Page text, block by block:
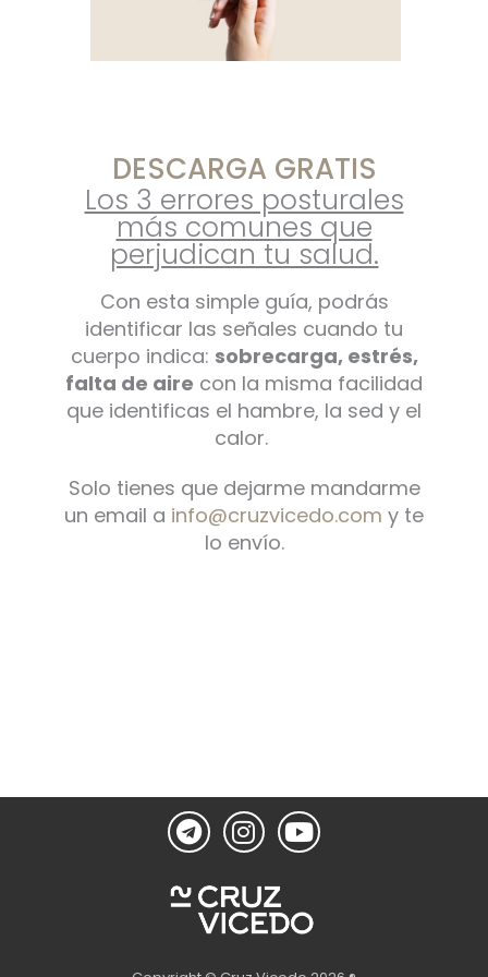
DESCARGA GRATIS
Los 3 errores posturales
más comunes que
perjudican tu salud.
Con esta simple guía, podrás
identificar las señales cuando tu
cuerpo indica: sobrecarga, estrés,
falta de aire con la misma facilidad
que identificas el hambre, la sed y el
calor.
Solo tienes que dejarme mandarme
un email a info@cruzvicedo.com y te
lo envío.
T
e
e
g
I
n
t
a
Y
o
u